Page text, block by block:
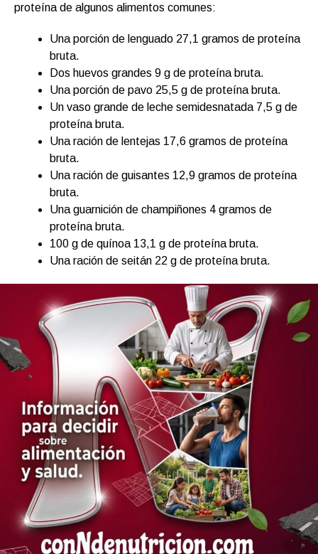
proteína de algunos alimentos comunes:
Una porción de lenguado 27,1 gramos de proteína
bruta.
Dos huevos grandes 9 g de proteína bruta.
Una porción de pavo 25,5 g de proteína bruta.
Un vaso grande de leche semidesnatada 7,5 g de
proteína bruta.
Una ración de lentejas 17,6 gramos de proteína
bruta.
Una ración de guisantes 12,9 gramos de proteína
bruta.
Una guarnición de champiñones 4 gramos de
proteína bruta.
100 g de quínoa 13,1 g de proteína bruta.
Una ración de seitán 22 g de proteína bruta.